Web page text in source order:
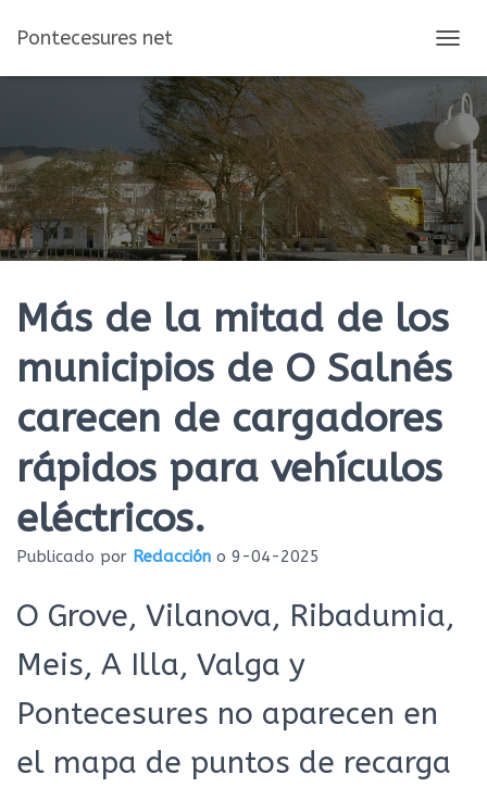
Pontecesures net
A
M
B
A
R
M
O
D
O
N
V
E
Más de la mitad de los
municipios de O Salnés
carecen de cargadores
rápidos para vehículos
eléctricos.
Publicado por Redacción o 9-04-2025
O Grove, Vilanova, Ribadumia,
Meis, A Illa, Valga y
Pontecesures no aparecen en
el mapa de puntos de recarga